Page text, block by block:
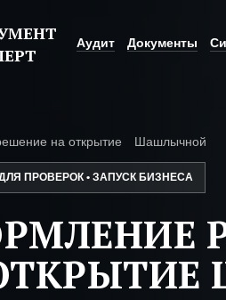
Аудит Документы
на открытие Шашлычной
ПРОВЕРОК • ЗАПУСК БИЗНЕСА